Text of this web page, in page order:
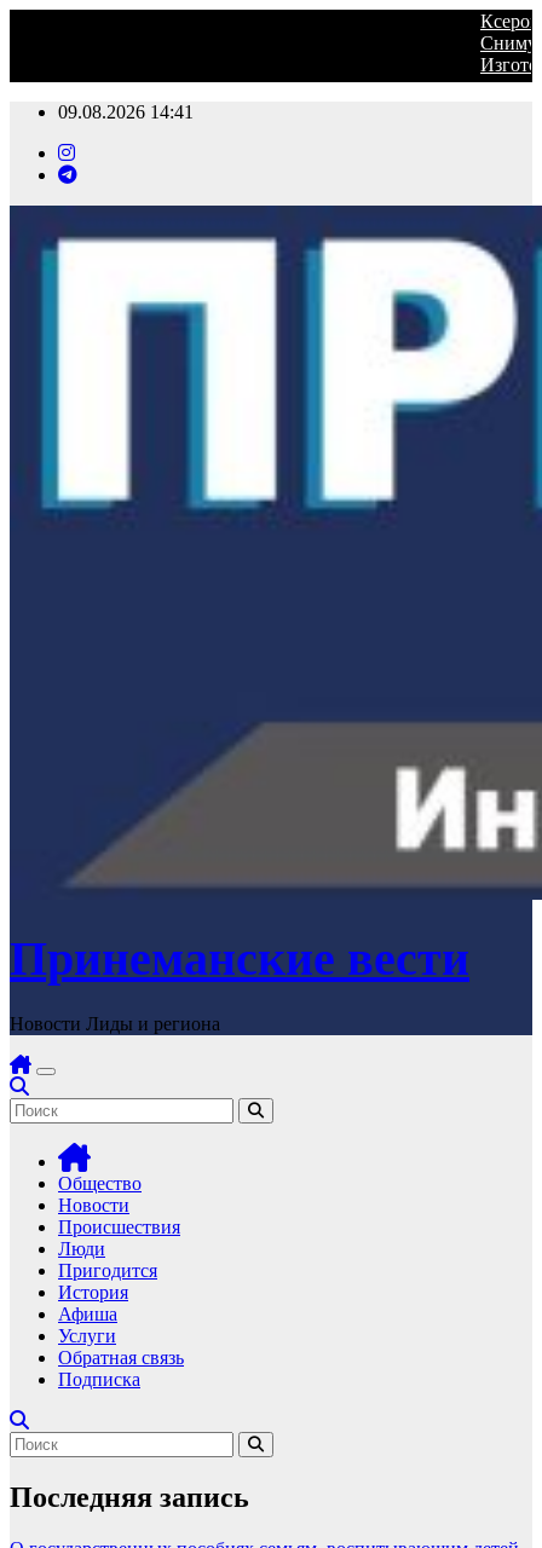
Ксерокопия, печать,
Сниму 1 к/кв с мебелью на
Изготовим для вас: визитки,
09.08.2026 14:41
Принеманские вести
Новости Лиды и региона
Общество
Новости
Происшествия
Люди
Пригодится
История
Афиша
Услуги
Обратная связь
Подписка
Последняя запись